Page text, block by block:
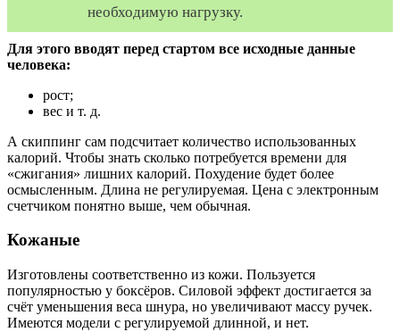
необходимую нагрузку.
Для этого вводят перед стартом все исходные данные
человека:
рост;
вес и т. д.
А скиппинг сам подсчитает количество использованных
калорий. Чтобы знать сколько потребуется времени для
«сжигания» лишних калорий. Похудение будет более
осмысленным. Длина не регулируемая. Цена с электронным
счетчиком понятно выше, чем обычная.
Кожаные
Изготовлены соответственно из кожи. Пользуется
популярностью у боксёров. Силовой эффект достигается за
счёт уменьшения веса шнура, но увеличивают массу ручек.
Имеются модели с регулируемой длинной, и нет.